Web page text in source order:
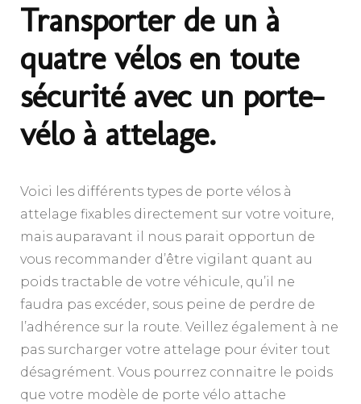
Transporter de un à
quatre vélos en toute
sécurité avec un porte-
vélo à attelage.
Voici les différents types de porte vélos à
attelage fixables directement sur votre voiture,
mais auparavant il nous parait opportun de
vous recommander d’être vigilant quant au
poids tractable de votre véhicule, qu’il ne
faudra pas excéder, sous peine de perdre de
l’adhérence sur la route. Veillez également à ne
pas surcharger votre attelage pour éviter tout
désagrément. Vous pourrez connaitre le poids
que votre modèle de porte vélo attache